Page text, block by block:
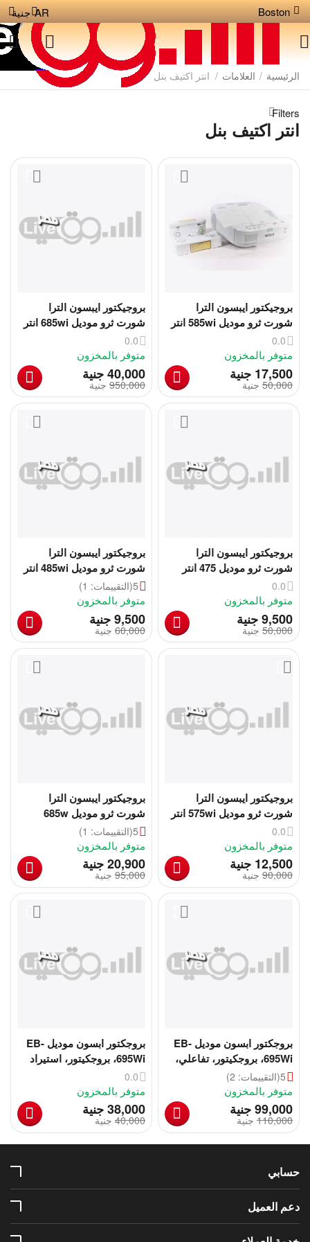
Boston جنية AR
الرئيسية / العلامات / انتر اكتيف بنل
Filters
انتر اكتيف بنل
بروجيكتور ايبسون الترا
شورت ثرو موديل 585wi انتر
أكتيف | Epson 585wi
0.0
متوفر بالمخزون
جنية 17,500
جنية 50,000
بروجيكتور ايبسون الترا
شورت ثرو موديل 685wi انتر
اكتيف بنل | Epson 685wi
0.0
متوفر بالمخزون
جنية‎40,000
جنية ‎950,000
بروجيكتور ايبسون الترا
شورت ثرو موديل 475 انتر
أكتيف | Epson 475wi
0.0
متوفر بالمخزون
جنية9,500
جنية 50,000
بروجيكتور ايبسون الترا
شورت ثرو موديل 485wi انتر
أكتيف | Epson 485wi
5(التقييمات: 1)
متوفر بالمخزون
جنية‎9,500
جنية ‎60,000
بروجيكتور ايبسون الترا
شورت ثرو موديل 575wi انتر
أكتيف | Epson 575wi
0.0
متوفر بالمخزون
جنية 12,500
جنية 90,000
بروجيكتور ايبسون الترا
شورت ثرو موديل 685w
بضمان سنة | Epson
PowerLite 685W Projector
5(التقييمات: 1)
متوفر بالمخزون
جنية‎20,900
جنية ‎95,000
بروجكتور ابسون موديل EB-
695Wi، بروجكيتور، تفاعلي،
بميزة اللمس بالإصبع
5(التقييمات: 2)
متوفر بالمخزون
جنية99,000
جنية 110,000
بروجكتور ابسون موديل EB-
695Wi، بروجكيتور، استيراد
كسر زيرو
0.0
متوفر بالمخزون
جنية‎38,000
جنية ‎40,000
حسابي
دعم العميل